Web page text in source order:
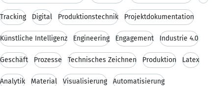
Tracking Digital Produktionstechnik Projektdokumentation
Künstliche Intelligenz Engineering Engagement Industrie 4.0
Geschäft Prozesse Technisches Zeichnen Produktion Latex
Analytik Material Visualisierung Automatisierung